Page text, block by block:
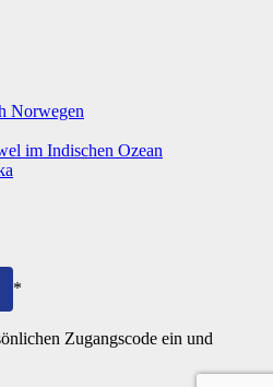
Norwegen
im Indischen Ozean
*
Zugangscode ein und